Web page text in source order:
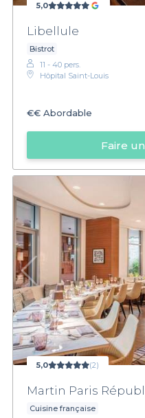
5,0
Libellule
Bistrot
11 - 40 pers.
Hôpital Saint-Louis
€€ Abordable
Faire
5,0 (2)
Martin Paris
Cuisine française